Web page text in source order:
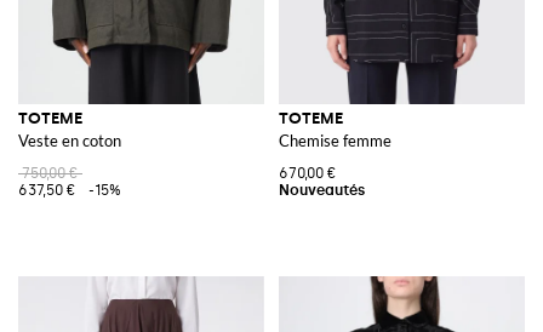
TOTEME
Veste en coton
750,00 €
637,50 €
-15%
TOTEME
Chemise femme
670,00 €